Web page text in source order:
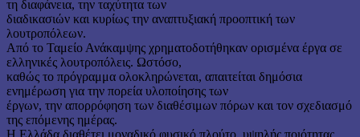
τη διαφάνεια, την ταχύτητα των
διαδικασιών και κυρίως την αναπτυξιακή προοπτική των
λουτροπόλεων.
Από το Ταμείο Ανάκαμψης χρηματοδοτήθηκαν ορισμένα έργα σε
ελληνικές λουτροπόλεις. Ωστόσο,
καθώς το πρόγραμμα ολοκληρώνεται, απαιτείται δημόσια
ενημέρωση για την πορεία υλοποίησης των
έργων, την απορρόφηση των διαθέσιμων πόρων και τον σχεδιασμό
της επόμενης ημέρας.
Η Ελλάδα διαθέτει μοναδικό φυσικό πλούτο, υψηλής ποιότητας